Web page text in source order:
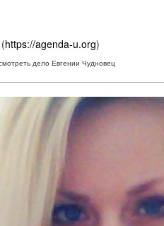
(https://agenda-u.org)
дело Евгении Чудновец